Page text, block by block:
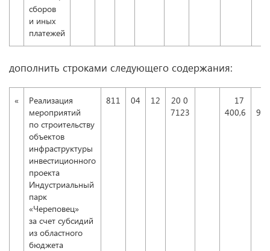
сборов
и иных
платежей
дополнить строками следующего содержания:
«
Реализация
мероприятий
по строительству
объектов
инфраструктуры
инвестиционного
проекта
Индустриальный
парк
«Череповец»
за счет субсидий
из областного
бюджета
811 04 12
20 0
7123
17
400,6